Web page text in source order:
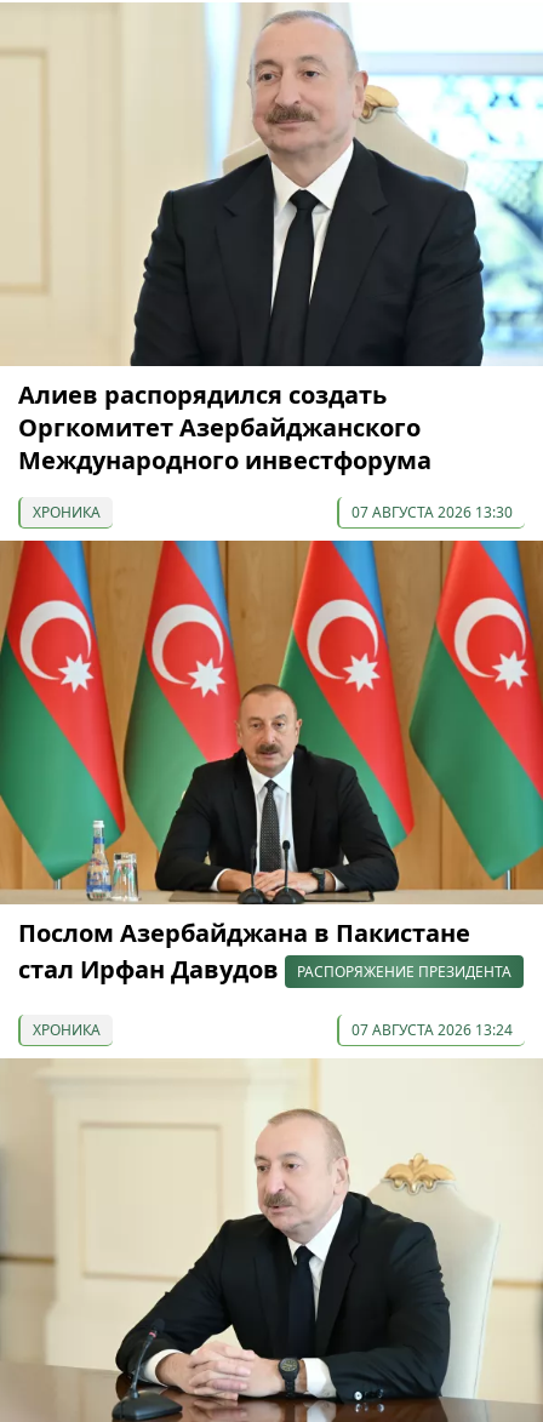
Алиев распорядился создать
Оргкомитет Азербайджанского
Международного инвестфорума
ХРОНИКА 07 АВГУСТА 2026 13:30
Послом Азербайджана в Пакистане
стал Ирфан Давудов
РАСПОРЯЖЕНИЕ ПРЕЗИДЕНТА
ХРОНИКА 07 АВГУСТА 2026 13:24